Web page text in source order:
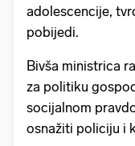
adolescencije,
pobijedi.
Bivša ministrica
za politiku
socijalnom
osnažiti policiju i